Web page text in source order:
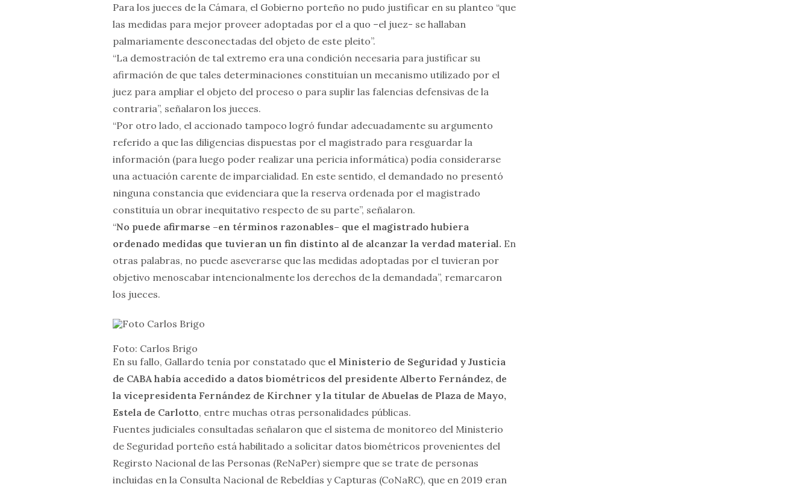
Para los jueces de la Cámara, el Gobierno porteño no pudo justificar en su planteo “que
las medidas para mejor proveer adoptadas por el a quo –el juez- se hallaban
palmariamente desconectadas del objeto de este pleito”.
“La demostración de tal extremo era una condición necesaria para justificar su
afirmación de que tales determinaciones constituían un mecanismo utilizado por el
juez para ampliar el objeto del proceso o para suplir las falencias defensivas de la
contraria”, señalaron los jueces.
“Por otro lado, el accionado tampoco logró fundar adecuadamente su argumento
referido a que las diligencias dispuestas por el magistrado para resguardar la
información (para luego poder realizar una pericia informática) podía considerarse
una actuación carente de imparcialidad. En este sentido, el demandado no presentó
ninguna constancia que evidenciara que la reserva ordenada por el magistrado
constituía un obrar inequitativo respecto de su parte”, señalaron.
“No puede afirmarse –en términos razonables– que el magistrado hubiera
ordenado medidas que tuvieran un fin distinto al de alcanzar la verdad material. En
otras palabras, no puede aseverarse que las medidas adoptadas por el tuvieran por
objetivo menoscabar intencionalmente los derechos de la demandada”, remarcaron
los jueces.
Foto: Carlos Brigo
En su fallo, Gallardo tenía por constatado que el Ministerio de Seguridad y Justicia
de CABA había accedido a datos biométricos del presidente Alberto Fernández, de
la vicepresidenta Fernández de Kirchner y la titular de Abuelas de Plaza de Mayo,
Estela de Carlotto, entre muchas otras personalidades públicas.
Fuentes judiciales consultadas señalaron que el sistema de monitoreo del Ministerio
de Seguridad porteño está habilitado a solicitar datos biométricos provenientes del
Regirsto Nacional de las Personas (ReNaPer) siempre que se trate de personas
incluidas en la Consulta Nacional de Rebeldías y Capturas (CoNaRC), que en 2019 eran